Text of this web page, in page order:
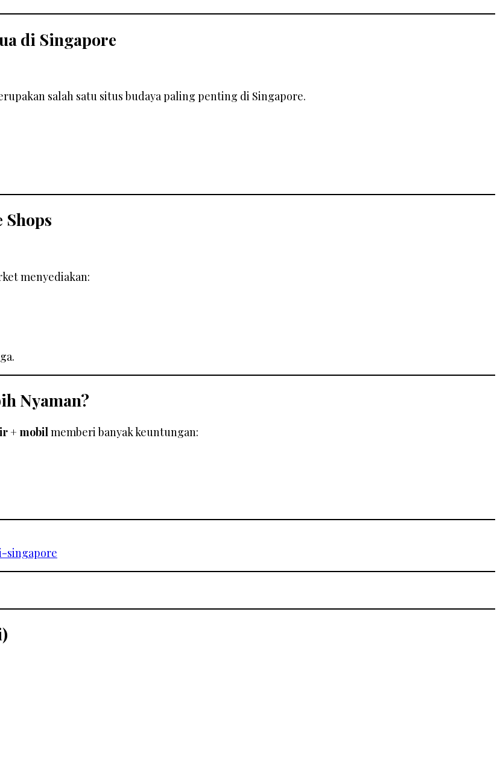
di Singapore
salah satu situs budaya paling penting di Singapore.
menyediakan:
Nyaman?
+ mobil memberi banyak keuntungan:
singapore